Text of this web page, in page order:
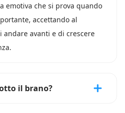
emotiva che si prova quando
accettando al
andare avanti e di crescere
il brano?